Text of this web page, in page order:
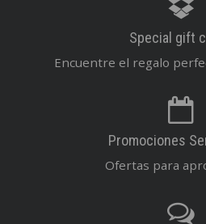
Special gift
Encuentre el regalo
Promociones
Ofertas para